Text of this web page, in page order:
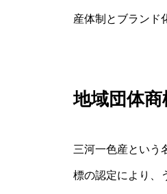
産体制とブランド
地域団体
三河一色産という
標の認定により、